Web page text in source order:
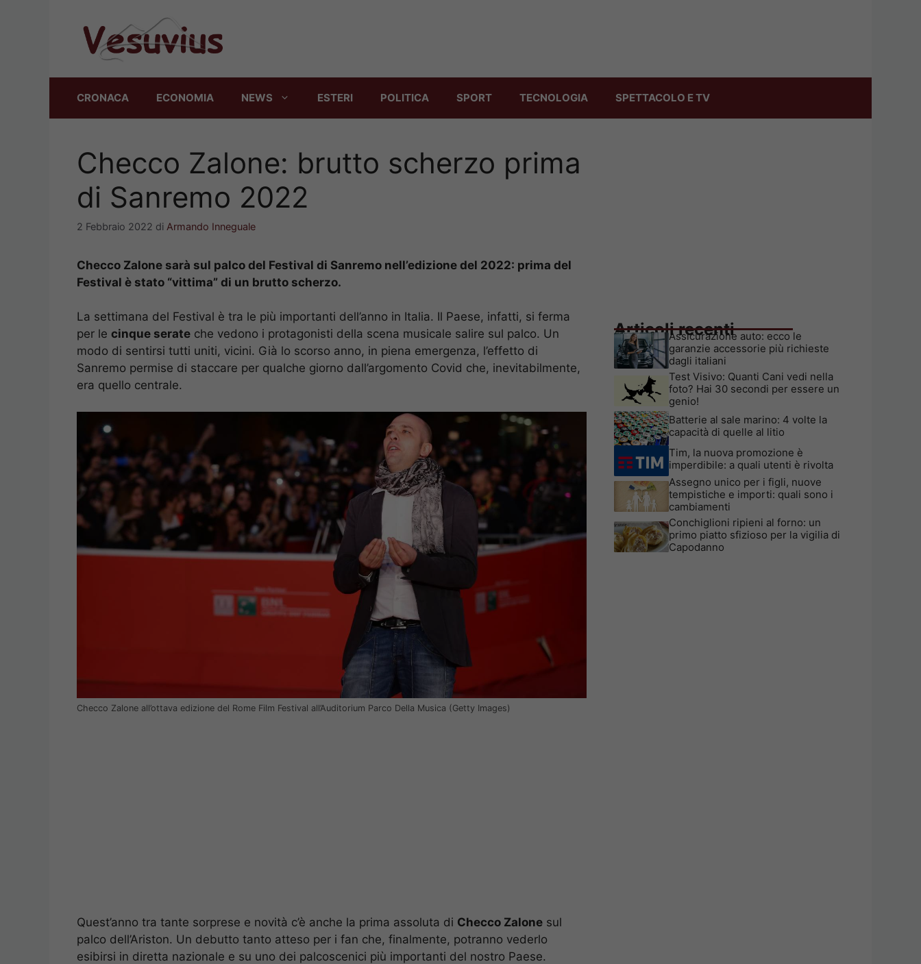
CRONACA ECONOMIA NEWS ESTERI POLITICA SPORT TECNOLOGIA SPETTACOLO E TV
Checco Zalone: brutto scherzo prima
di Sanremo 2022
2 Febbraio 2022 di Armando Inneguale
Checco Zalone sarà sul palco del Festival di Sanremo nell’edizione del 2022: prima del
Festival è stato “vittima” di un brutto scherzo.
La settimana del Festival è tra le più importanti dell’anno in Italia. Il Paese, infatti, si ferma
per le cinque serate che vedono i protagonisti della scena musicale salire sul palco. Un
modo di sentirsi tutti uniti, vicini. Già lo scorso anno, in piena emergenza, l’effetto di
Sanremo permise di staccare per qualche giorno dall’argomento Covid che, inevitabilmente,
era quello centrale.
Checco Zalone all’ottava edizione del Rome Film Festival all’Auditorium Parco Della Musica (Getty Images)
Quest’anno tra tante sorprese e novità c’è anche la prima assoluta di Checco Zalone sul
palco dell’Ariston. Un debutto tanto atteso per i fan che, finalmente, potranno vederlo
esibirsi in diretta nazionale e su uno dei palcoscenici più importanti del nostro Paese.
Articoli recenti
Assicurazione auto: ecco le
garanzie accessorie più richieste
dagli italiani
Test Visivo: Quanti Cani vedi nella
foto? Hai 30 secondi per essere un
genio!
Batterie al sale marino: 4 volte la
capacità di quelle al litio
Tim, la nuova promozione è
imperdibile: a quali utenti è rivolta
Assegno unico per i figli, nuove
tempistiche e importi: quali sono i
cambiamenti
Conchiglioni ripieni al forno: un
primo piatto sfizioso per la vigilia di
Capodanno